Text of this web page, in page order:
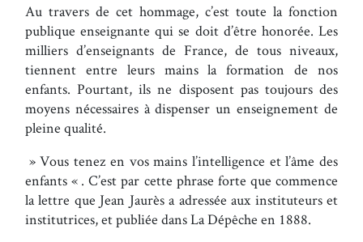
Au travers de cet hommage, c’est toute la fonction
publique enseignante qui se doit d’être honorée. Les
milliers d’enseignants de France, de tous niveaux,
tiennent entre leurs mains la formation de nos
enfants. Pourtant, ils ne disposent pas toujours des
moyens nécessaires à dispenser un enseignement de
pleine qualité.
» Vous tenez en vos mains l’intelligence et l’âme des
enfants « . C’est par cette phrase forte que commence
la lettre que Jean Jaurès a adressée aux instituteurs et
institutrices, et publiée dans La Dépêche en 1888.